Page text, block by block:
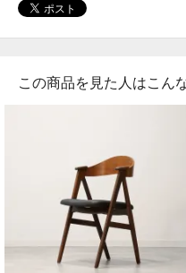
この商品を見た人はこん